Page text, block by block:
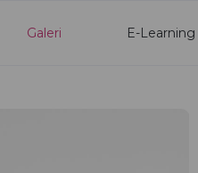
Galeri E-Learning